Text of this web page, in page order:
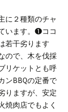
に２種類のチャ
ます。 ❶ココ
若干劣ります
ので、木を伐採
リケットとも呼
ンBBQの定番で
りますが、安定
焼肉店でもよく